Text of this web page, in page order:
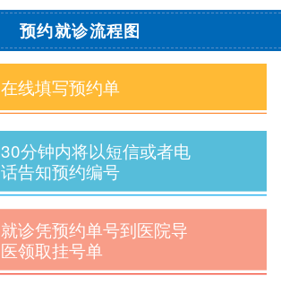
预约就诊流程图
在线填写预约单
30分钟内将以短信或者电
话告知预约编号
就诊凭预约单号到医院导
医领取挂号单